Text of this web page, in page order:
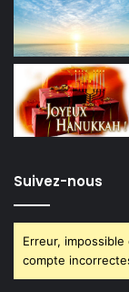
Suivez-nous
Erreur,
compte